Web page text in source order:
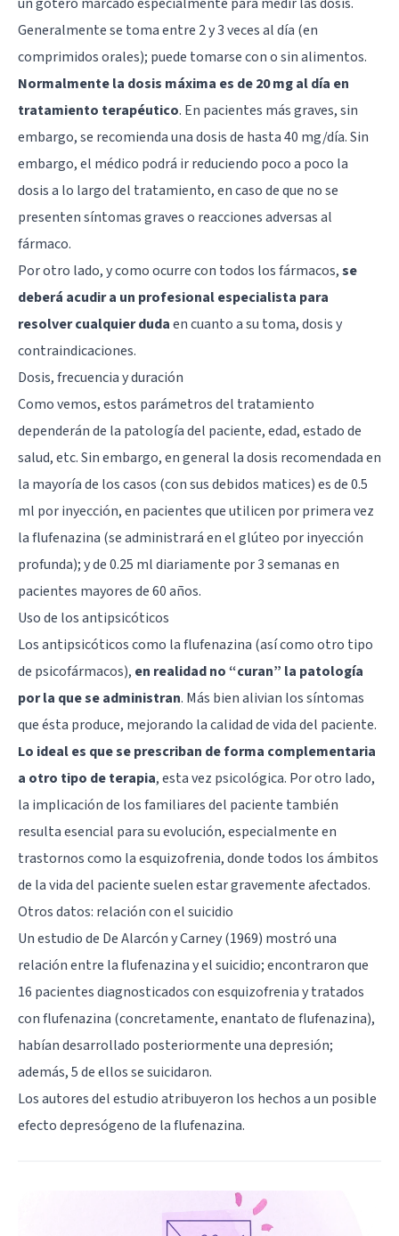
Generalmente se toma entre 2 y 3 veces al día (en
comprimidos orales); puede tomarse con o sin alimentos.
Normalmente la dosis máxima es de 20 mg al día en
tratamiento terapéutico. En pacientes más graves, sin
embargo, se recomienda una dosis de hasta 40 mg/día. Sin
embargo, el médico podrá ir reduciendo poco a poco la
dosis a lo largo del tratamiento, en caso de que no se
presenten síntomas graves o reacciones adversas al
fármaco.
Por otro lado, y como ocurre con todos los fármacos,se
deberá acudir a un profesional especialista para
resolver cualquier dudaen cuanto a su toma, dosis y
contraindicaciones.
Dosis, frecuencia y duración
Como vemos, estos parámetros del tratamiento
dependerán de la patología del paciente, edad, estado de
salud, etc. Sin embargo, en general la dosis recomendada en
la mayoría de los casos (con sus debidos matices) es de 0.5
ml por inyección, en pacientes que utilicen por primera vez
la flufenazina (se administrará en el glúteo por inyección
profunda); y de 0.25 ml diariamente por 3 semanas en
pacientes mayores de 60 años.
Uso de los antipsicóticos
Los antipsicóticos como la flufenazina (así como otro tipo
de psicofármacos), en realidad no “curan” la patología
por la que se administran. Más bien alivian los síntomas
que ésta produce, mejorando la calidad de vida del paciente.
Lo ideal es que se prescriban de forma complementaria
a otro tipo de terapia, esta vez psicológica. Por otro lado,
la implicación de los familiares del paciente también
resulta esencial para su evolución, especialmente en
trastornos como la esquizofrenia, donde todos los ámbitos
de la vida del paciente suelen estar gravemente afectados.
Otros datos: relación con el suicidio
Un estudio de De Alarcón y Carney (1969) mostró una
relación entre la flufenazina y el suicidio; encontraron que
16 pacientes diagnosticados con esquizofrenia y tratados
con flufenazina (concretamente, enantato de flufenazina),
habían desarrollado posteriormente una depresión;
además, 5 de ellos se suicidaron.
Los autores del estudio atribuyeron los hechos a un posible
efecto depresógeno de la flufenazina.